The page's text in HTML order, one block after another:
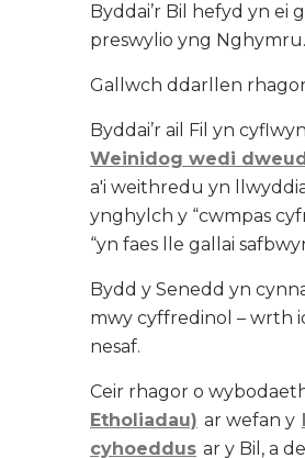
Byddai’r Bil hefyd yn ei
preswylio yng Nghymru.
Gallwch ddarllen
Byddai’r ail Fil yn
Weinidog wedi
a'i weithredu yn
ynghylch y “cwmpas
“yn faes lle gallai
Bydd y Senedd yn
mwy cyffredinol – wrth
nesaf.
Ceir rhagor o
Etholiadau) ar wefan y
cyhoeddus ar y Bil, a